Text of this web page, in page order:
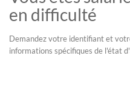
en difficulté
Demandez votre identifiant et
informations spécifiques de l'état